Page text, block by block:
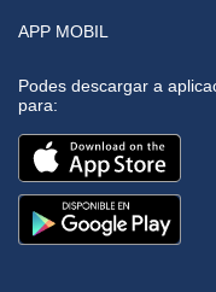
APP MOBIL
Podes descargar a
para: